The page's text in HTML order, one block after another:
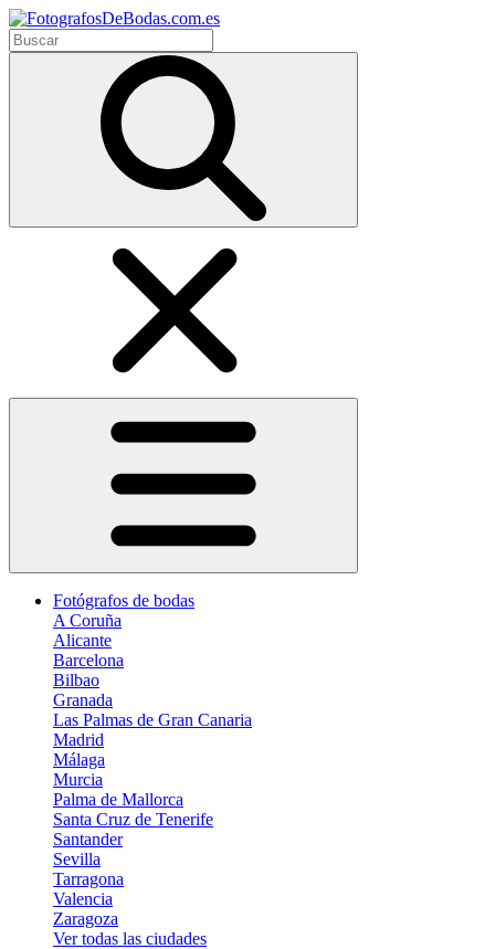
Fotógrafos de bodas
A Coruña
Alicante
Barcelona
Bilbao
Granada
Las Palmas de Gran Canaria
Madrid
Málaga
Murcia
Palma de Mallorca
Santa Cruz de Tenerife
Santander
Sevilla
Tarragona
Valencia
Zaragoza
Ver todas las ciudades